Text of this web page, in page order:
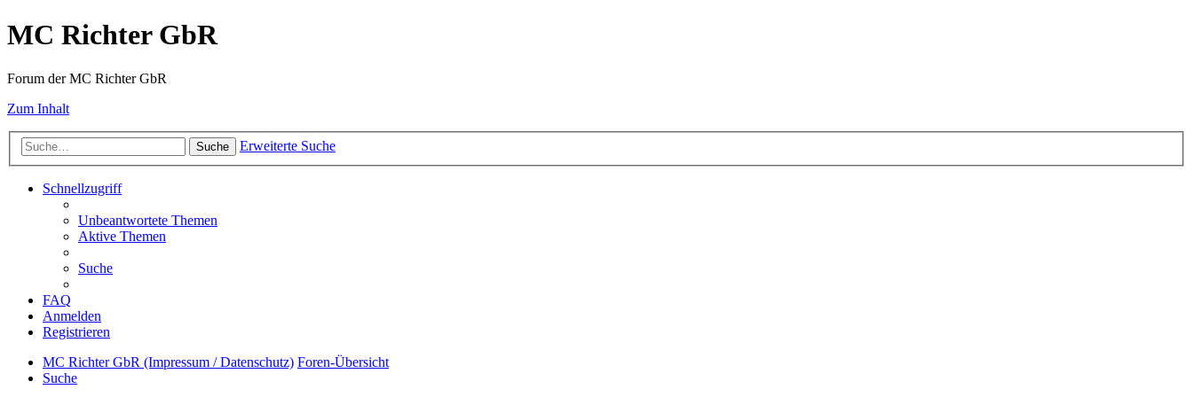
MC Richter GbR
Forum der MC Richter GbR
Zum Inhalt
Suche Erweiterte Suche
Schnellzugriff
Unbeantwortete Themen
Aktive Themen
Suche
FAQ
Anmelden
Registrieren
MC Richter GbR (Impressum / Datenschutz) Foren-Übersicht
Suche